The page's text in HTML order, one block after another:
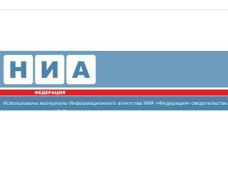
Использованы материалы Информационного агентства НИА «Федерация»
массовых коммуникаций (Роскомнадзор)